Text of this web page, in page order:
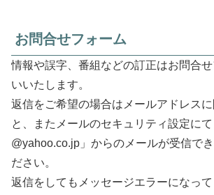
お問合せフォーム
情報や誤字、番組などの訂正はお問合
いいたします。
返信をご希望の場合はメールアドレス
と、またメールのセキュリティ設定にて
@yahoo.co.jp」からのメールが受信で
ださい。
返信をしてもメッセージエラーになっ